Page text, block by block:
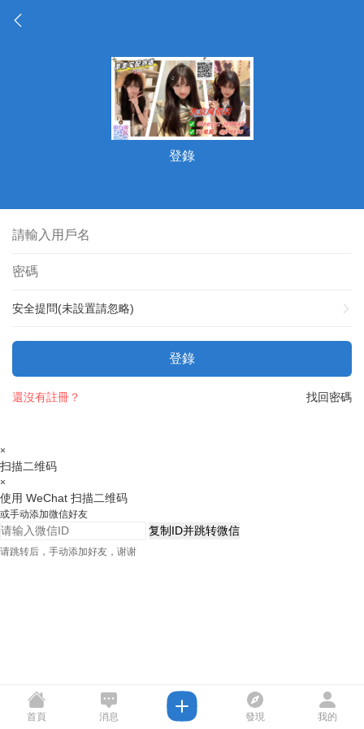
登錄
安全提問(未設置請忽略)
登錄
找回密碼
還沒有註冊？
×
扫描二维码
×
使用 WeChat 扫描二维码
或手动添加微信好友
复制ID并跳转微信
请跳转后，手动添加好友，谢谢
首頁 消息 發現 我的